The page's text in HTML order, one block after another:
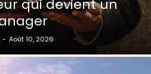
qui devient un
- Août 10, 2026